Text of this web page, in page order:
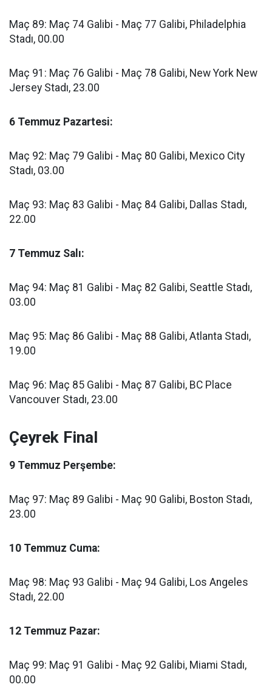
Maç 89: Maç 74 Galibi - Maç 77 Galibi, Philadelphia
Stadı, 00.00
Maç 91: Maç 76 Galibi - Maç 78 Galibi, New York New
Jersey Stadı, 23.00
6 Temmuz Pazartesi:
Maç 92: Maç 79 Galibi - Maç 80 Galibi, Mexico City
Stadı, 03.00
Maç 93: Maç 83 Galibi - Maç 84 Galibi, Dallas Stadı,
22.00
7 Temmuz Salı:
Maç 94: Maç 81 Galibi - Maç 82 Galibi, Seattle Stadı,
03.00
Maç 95: Maç 86 Galibi - Maç 88 Galibi, Atlanta Stadı,
19.00
Maç 96: Maç 85 Galibi - Maç 87 Galibi, BC Place
Vancouver Stadı, 23.00
Çeyrek Final
9 Temmuz Perşembe:
Maç 97: Maç 89 Galibi - Maç 90 Galibi, Boston Stadı,
23.00
10 Temmuz Cuma:
Maç 98: Maç 93 Galibi - Maç 94 Galibi, Los Angeles
Stadı, 22.00
12 Temmuz Pazar:
Maç 99: Maç 91 Galibi - Maç 92 Galibi, Miami Stadı,
00.00